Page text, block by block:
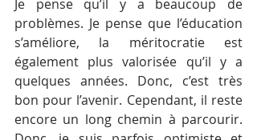
Je pense qu’il y a beaucoup de
problèmes. Je pense que l’éducation
s’améliore, la méritocratie est
également plus valorisée qu’il y a
quelques années. Donc, c’est très
bon pour l’avenir. Cependant, il reste
encore un long chemin à parcourir.